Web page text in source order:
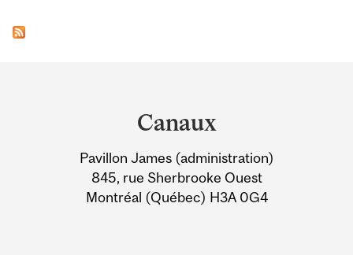
Information
Canaux
Pavillon James (administration)
845, rue Sherbrooke Ouest
Montréal (Québec) H3A 0G4